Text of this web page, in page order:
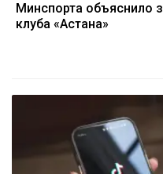
Минспорта объяснило
клуба «Астана»